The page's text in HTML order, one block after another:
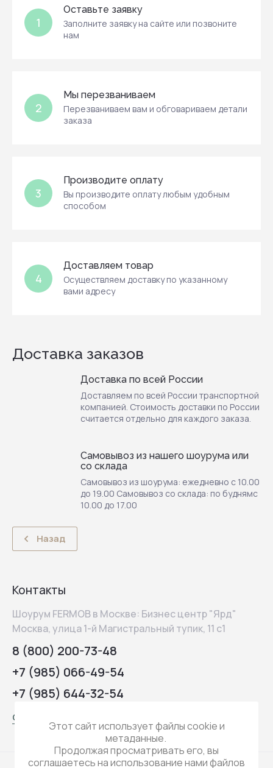
1
Оставьте заявку
Заполните заявку на сайте или позвоните
нам
2
Мы перезваниваем
Перезваниваем вам и обговариваем детали
заказа
3
Производите оплату
Вы производите оплату любым удобным
способом
4
Доставляем товар
Осуществляем доставку по указанному
вами адресу
Доставка заказов
Доставка по всей России
Доставляем по всей России транспортной
компанией. Стоимость доставки по России
считается отдельно для каждого заказа.
Самовывоз из нашего шоурума или
со склада
Самовывоз из шоурума: ежедневно с 10.00
до 19.00 Самовывоз со склада: по буднямс
10.00 до 17.00
Назад
Контакты
Шоурум FERMOB в Москве: Бизнес центр "Ярд"
Москва, улица 1-й Магистральный тупик, 11 с1
8 (800) 200-73-48
+7 (985) 066-49-54
+7 (985) 644-32-54
contact@q-koo.ru
Этот сайт использует файлы cookie и
метаданные.
Продолжая просматривать его, вы
соглашаетесь на использование нами файлов